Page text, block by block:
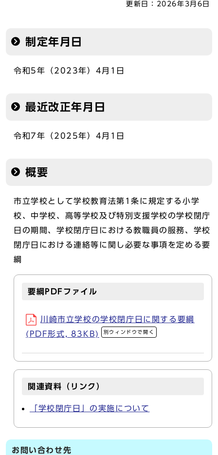
更新日：
2026年3月6日
制定年月日
令和5年（2023年）4月1日
最近改正年月日
令和7年（2025年）4月1日
概要
市立学校として学校教育法第1条に規定する小学
校、中学校、高等学校及び特別支援学校の学校閉庁
日の期間、学校閉庁日における教職員の服務、学校
閉庁日における連絡等に関し必要な事項を定める要
綱
要綱PDFファイル
川崎市立学校の学校閉庁日に関する要綱
(PDF形式, 83KB)
別ウィンドウで開く
関連資料（リンク）
「学校閉庁日」の実施について
お問い合わせ先